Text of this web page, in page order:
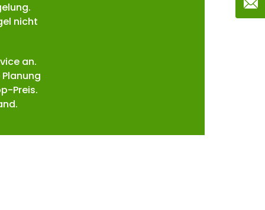
nicht
an.
Preis.